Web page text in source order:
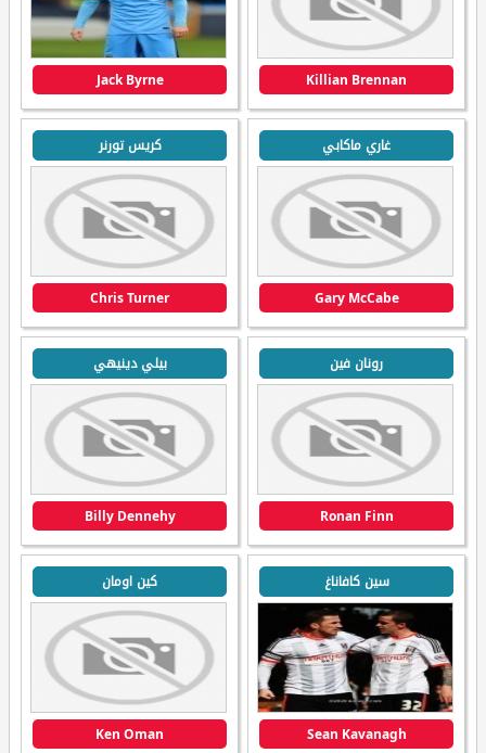
Killian Brennan
Jack Byrne
غاري ماكابي
Gary McCabe
كريس تورنر
Chris Turner
رونان فين
Ronan Finn
بيلي دينيهي
Billy Dennehy
سين كافاناغ
Sean Kavanagh
كين اومان
Ken Oman